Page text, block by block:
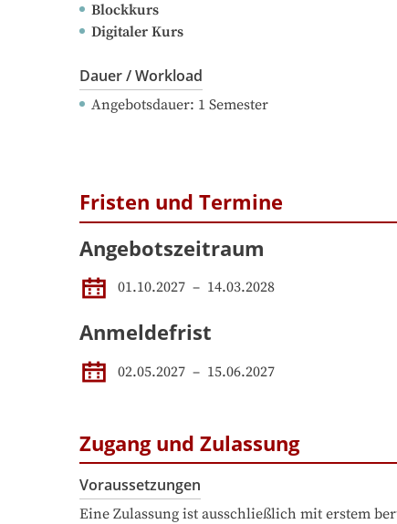
Blockkurs
Digitaler Kurs
Dauer / Workload
Angebotsdauer: 1 Semester
Fristen und Termine
Angebotszeitraum
01.10.2027 – 14.03.2028
Anmeldefrist
02.05.2027 – 15.06.2027
Zugang und Zulassung
Voraussetzungen
Eine Zulassung ist ausschließlich mit erstem